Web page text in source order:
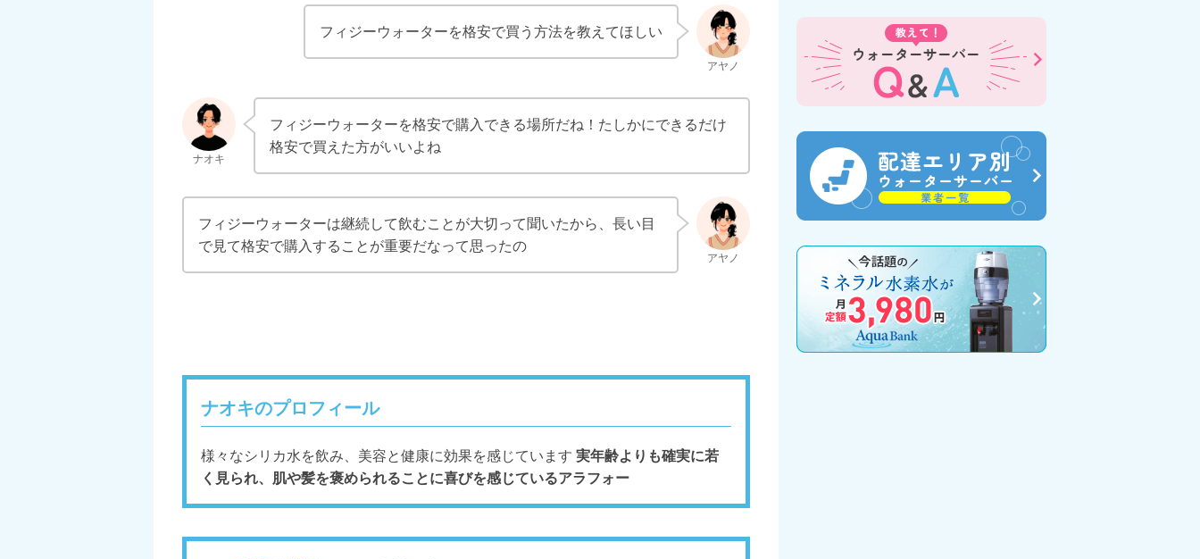
フィジーウォーターを格安で買う方法を教えてほしい
フィジーウォーターを格安で購入できる場所だね！たしかにできるだけ
格安で買えた方がいいよね
フィジーウォーターは継続して飲むことが大切って聞いたから、長い目
で見て格安で購入することが重要だなって思ったの
ナオキのプロフィール
様々なシリカ水を飲み、美容と健康に効果を感じています 実年齢よりも確実に若
く見られ、肌や髪を褒められることに喜びを感じているアラフォー